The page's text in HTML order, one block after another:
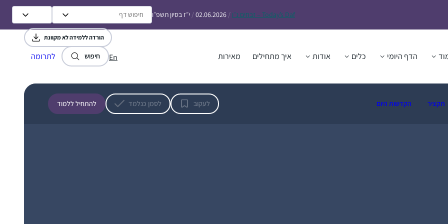
Today’s Daf – זבחים נ״ו /
02.06.2026
/ י״ז בסיון תשפ״ו
הדף היומי כלים אודות איך מתחילים מאירות En חיפוש לתרומה
תקציר הקדשות היום לעקוב לסמן כנלמד להתחיל ללמוד
הורדה ללמידה לא מקוונת
לפני 15 שנה, אחרי עשרות שנים של "ג’ינגול” בין
והייחודי של הרבנית אושרה קורן יחד עם קבוצת
הנשים המגוונת הייתה חוויה מאלפת ומעשירה.
יודי אסקוף
enriching my life and opening new and
deeper horizons for me.